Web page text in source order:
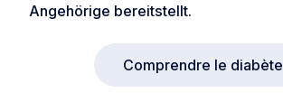
Angehörige bereitstellt.
Comprendre le diabète